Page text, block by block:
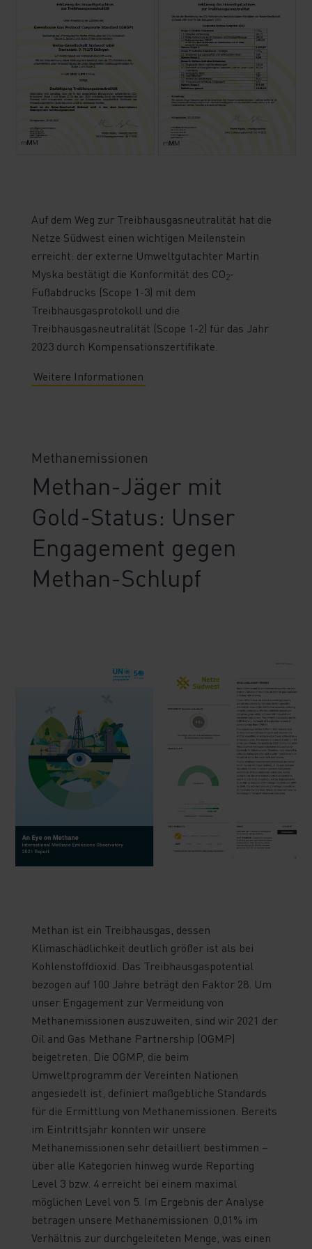
Auf dem Weg zur Treibhausgasneutralität hat die
Netze Südwest einen wichtigen Meilenstein
erreicht: der externe Umweltgutachter Martin
Myska bestätigt die Konformität des CO2-
Fußabdrucks (Scope 1-3) mit dem
Treibhausgasprotokoll und die
Treibhausgasneutralität (Scope 1-2) für das Jahr
2023 durch Kompensationszertifikate.
Weitere Informationen
Methanemissionen
Methan-Jäger mit
Gold-Status: Unser
Engagement gegen
Methan-Schlupf
Methan ist ein Treibhausgas, dessen
Klimaschädlichkeit deutlich größer ist als bei
Kohlenstoffdioxid. Das Treibhausgaspotential
bezogen auf 100 Jahre beträgt den Faktor 28. Um
unser Engagement zur Vermeidung von
Methanemissionen auszuweiten, sind wir 2021 der
Oil and Gas Methane Partnership (OGMP)
beigetreten. Die OGMP, die beim
Umweltprogramm der Vereinten Nationen
angesiedelt ist, definiert maßgebliche Standards
für die Ermittlung von Methanemissionen. Bereits
im Eintrittsjahr konnten wir unsere
Methanemissionen sehr detailliert bestimmen –
über alle Kategorien hinweg wurde Reporting
Level 3 bzw. 4 erreicht bei einem maximal
möglichen Level von 5. Im Ergebnis der Analyse
betragen unsere Methanemissionen 0,01% im
Verhältnis zur durchgeleiteten Menge, was einen